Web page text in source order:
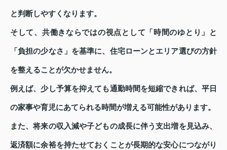
と判断しやすくなります。
そして、共働きならではの視点として「時間のゆとり」と
「負担の少なさ」を基準に、住宅ローンとエリア選びの方針
を整えることが欠かせません。
例えば、少し予算を抑えても通勤時間を短縮できれば、平日
の家事や育児にあてられる時間が増える可能性があります。
また、将来の収入減や子どもの成長に伴う支出増を見込み、
返済額に余裕を持たせておくことが長期的な安心につながり